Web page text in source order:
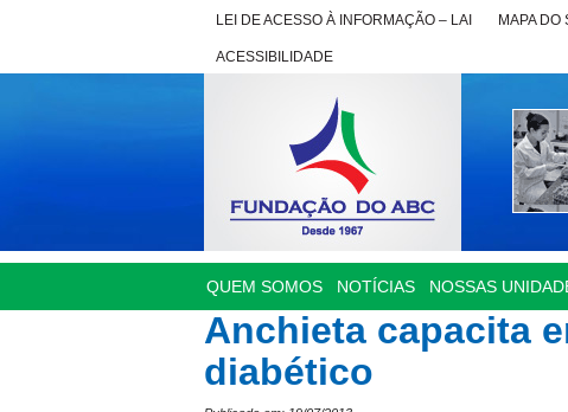
LEI DE ACESSO À INFORMAÇÃO – LAI MAPA DO
ACESSIBILIDADE
QUEM SOMOS NOTÍCIAS NOSSAS
Anchieta capacita
diabético